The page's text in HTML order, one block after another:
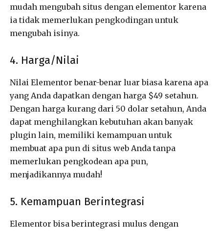
mudah mengubah situs dengan elementor karena
ia tidak memerlukan pengkodingan untuk
mengubah isinya.
4. Harga/Nilai
Nilai Elementor benar-benar luar biasa karena apa
yang Anda dapatkan dengan harga $49 setahun.
Dengan harga kurang dari 50 dolar setahun, Anda
dapat menghilangkan kebutuhan akan banyak
plugin lain, memiliki kemampuan untuk
membuat apa pun di situs web Anda tanpa
memerlukan pengkodean apa pun,
menjadikannya mudah!
5. Kemampuan Berintegrasi
Elementor bisa berintegrasi mulus dengan